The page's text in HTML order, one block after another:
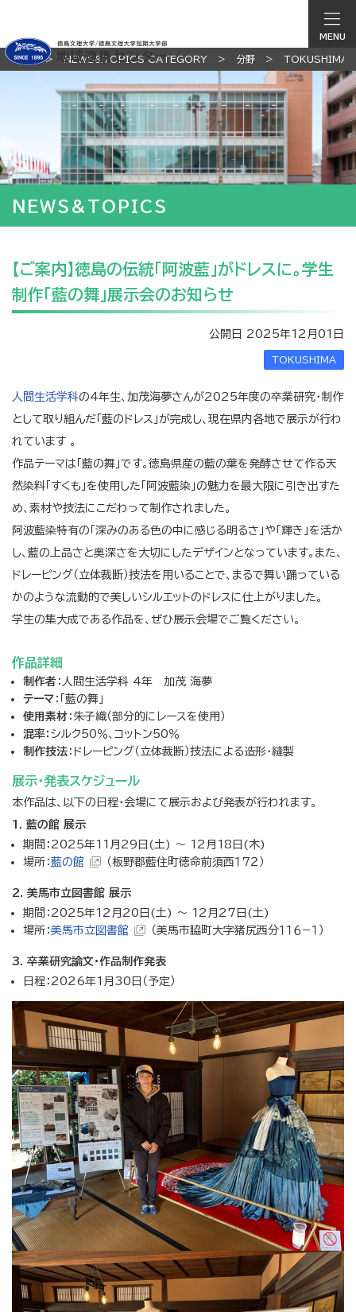
MENU
TOP NEWS&TOPICS CATEGORY 分野 TOKUSHIMA
NEWS&TOPICS
【ご案内】徳島の伝統「阿波藍」がドレスに。学生
制作「藍の舞」展示会のお知らせ
公開日 2025年12月01日
TOKUSHIMA
人間生活学科の4年生、加茂海夢さんが2025年度の卒業研究・制作
として取り組んだ「藍のドレス」が完成し、現在県内各地で展示が行わ
れています 。
作品テーマは「藍の舞」です。徳島県産の藍の葉を発酵させて作る天
然染料「すくも」を使用した「阿波藍染」の魅力を最大限に引き出すた
め、素材や技法にこだわって制作されました。
阿波藍染特有の「深みのある色の中に感じる明るさ」や「輝き」を活か
し、藍の上品さと奥深さを大切にしたデザインとなっています。また、
ドレーピング（立体裁断）技法を用いることで、まるで舞い踊っている
かのような流動的で美しいシルエットのドレスに仕上がりました。
学生の集大成である作品を、ぜひ展示会場でご覧ください。
作品詳細
制作者 ：人間生活学科 4年 加茂 海夢
テーマ ：「藍の舞」
使用素材 ：朱子織（部分的にレースを使用）
混率： シルク50％、コットン50％
制作技法 ：ドレーピング（立体裁断）技法による造形・縫製
展示・発表スケジュール
本作品は、以下の日程・会場にて展示および発表が行われます。
1. 藍の館 展示
期間：2025年11月29日(土) ～ 12月18日(木)
場所： 藍の館 （板野郡藍住町徳命前須西１７２）
2. 美馬市立図書館 展示
期間：2025年12月20日(土) ～ 12月27日(土)
場所：美馬市立図書館 （美馬市脇町大字猪尻西分１１６−１）
3. 卒業研究論文・作品制作発表
日程：2026年1月30日（予定）